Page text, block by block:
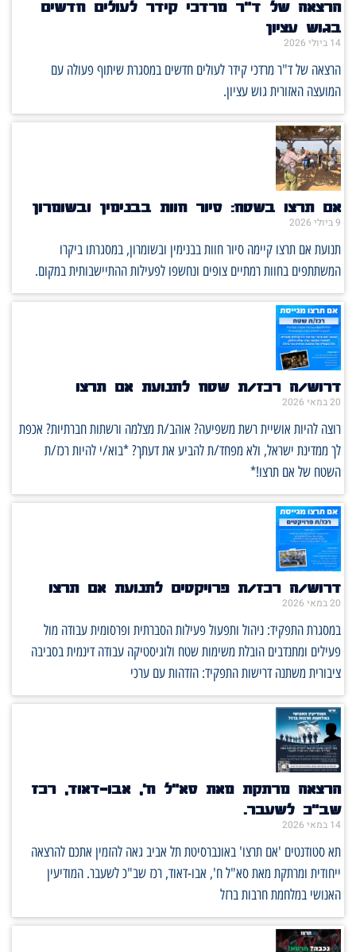
הרצאה של ד"ר מרדכי קידר לעולים חדשים
בגוש עציון
14 ביולי 2026
הרצאה של ד"ר מרדכי קידר לעולים חדשים במסגרת שיתוף פעולה עם
המועצה האזורית גוש עציון.
אם תרצו בשטח: סיור חוות בבנימין ובשומרון
9 ביולי 2026
תנועת אם תרצו קיימה סיור חוות בבנימין ובשומרון, במסגרתו ביקרו
המשתתפים בחוות רמתיים צופים ונחשפו לפעילות ההתיישבותית במקום.
דרוש/ה רכז/ת שטח לתנועת אם תרצו
20 במאי 2026
רוצה להיות אושיית רשת משפיעה? אוהב/ת מצלמה ורשתות חברתיות? אכפת
לך ממדינת ישראל, ולא מפחד/ת להביע את דעתך? *בוא/י להיות רכז/ת
השטח של אם תרצו!*
דרוש/ה רכז/ת פרויקטים לתנועת אם תרצו
20 במאי 2026
במסגרת התפקיד: ניהול ותפעול פעילות הסברתית ופרסומית עבודה מול
פעילים ומתנדבים הובלת משימות שטח ולוגיסטיקה עבודה דינמית בסביבה
ציבורית משתנה דרישות התפקיד: הזדהות עם ערכי
הרצאה מרתקת מאת סא"ל ח', אבו-דאוד, רכז
שב"כ לשעבר.
14 במאי 2026
תא סטודנטים 'אם תרצו' באונברסיטת תל אביב גאה להזמין אתכם להרצאה
ייחודית ומרתקת מאת סא"ל ח', אבו-דאוד, רכז שב"כ לשעבר. המודיעין
האנושי במלחמת חרבות ברזל